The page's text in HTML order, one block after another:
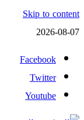
Skip to content
2026-08-07
Facebook
Twitter
Youtube